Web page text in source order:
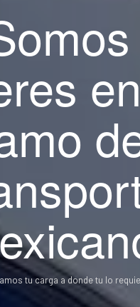
tu carga a donde tu lo